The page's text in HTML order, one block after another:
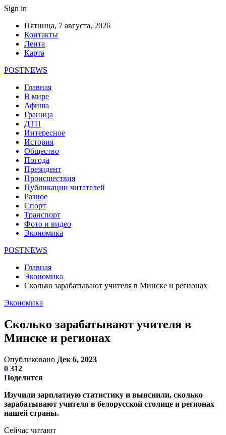
Sign in
Пятница, 7 августа, 2026
Контакты
Лента
Карта
POSTNEWS
Главная
В мире
Афиша
Граница
ДТП
Интересное
История
Общество
Погода
Президент
Происшествия
Публикации читателей
Разное
Спорт
Транспорт
Фото и видео
Экономика
POSTNEWS
Главная
Экономика
Сколько зарабатывают учителя в Минске и регионах
Экономика
Сколько зарабатывают учителя в
Минске и регионах
Опубликовано Дек 6, 2023
0 312
Поделится
Изучили зарплатную статистику и выяснили, сколько
зарабатывают учителя в белорусской столице и регионах
нашей страны.
Сейчас читают